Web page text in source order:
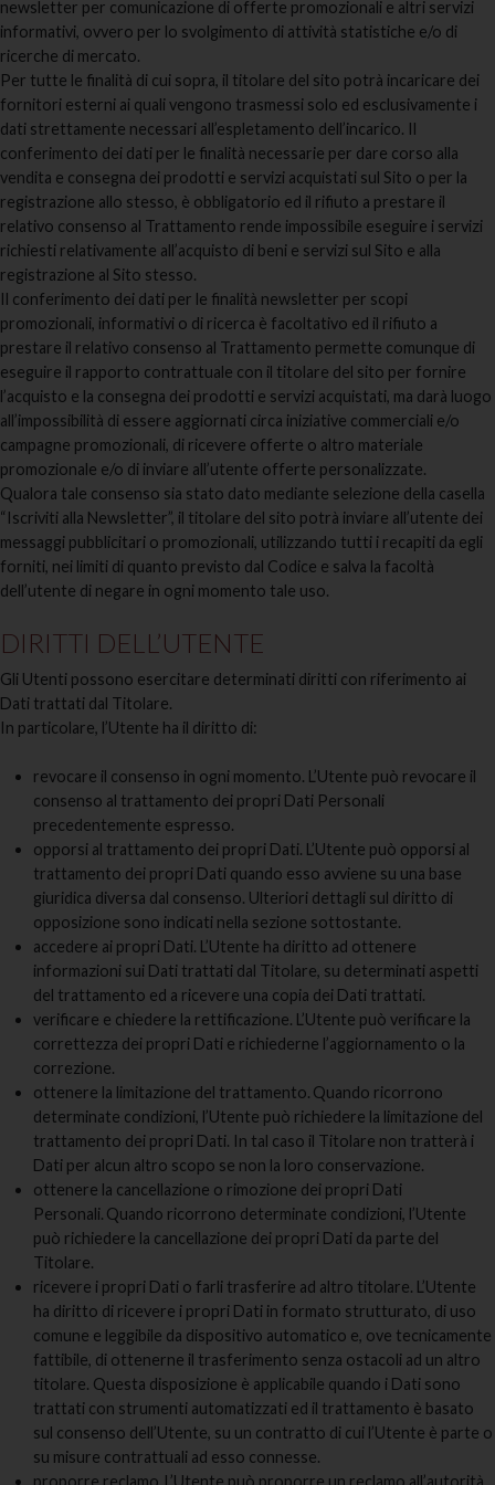
newsletter per comunicazione di offerte promozionali e altri servizi
informativi, ovvero per lo svolgimento di attività statistiche e/o di
ricerche di mercato.
Per tutte le finalità di cui sopra, il titolare del sito potrà incaricare dei
fornitori esterni ai quali vengono trasmessi solo ed esclusivamente i
dati strettamente necessari all’espletamento dell’incarico. Il
conferimento dei dati per le finalità necessarie per dare corso alla
vendita e consegna dei prodotti e servizi acquistati sul Sito o per la
registrazione allo stesso, è obbligatorio ed il rifiuto a prestare il
relativo consenso al Trattamento rende impossibile eseguire i servizi
richiesti relativamente all’acquisto di beni e servizi sul Sito e alla
registrazione al Sito stesso.
Il conferimento dei dati per le finalità newsletter per scopi
promozionali, informativi o di ricerca è facoltativo ed il rifiuto a
prestare il relativo consenso al Trattamento permette comunque di
eseguire il rapporto contrattuale con il titolare del sito per fornire
l’acquisto e la consegna dei prodotti e servizi acquistati, ma darà luogo
all’impossibilità di essere aggiornati circa iniziative commerciali e/o
campagne promozionali, di ricevere offerte o altro materiale
promozionale e/o di inviare all’utente offerte personalizzate.
Qualora tale consenso sia stato dato mediante selezione della casella
“Iscriviti alla Newsletter”, il titolare del sito potrà inviare all’utente dei
messaggi pubblicitari o promozionali, utilizzando tutti i recapiti da egli
forniti, nei limiti di quanto previsto dal Codice e salva la facoltà
dell’utente di negare in ogni momento tale uso.
DIRITTI DELL’UTENTE
Gli Utenti possono esercitare determinati diritti con riferimento ai
Dati trattati dal Titolare.
In particolare, l’Utente ha il diritto di:
revocare il consenso in ogni momento. L’Utente può revocare il
consenso al trattamento dei propri Dati Personali
precedentemente espresso.
opporsi al trattamento dei propri Dati. L’Utente può opporsi al
trattamento dei propri Dati quando esso avviene su una base
giuridica diversa dal consenso. Ulteriori dettagli sul diritto di
opposizione sono indicati nella sezione sottostante.
accedere ai propri Dati. L’Utente ha diritto ad ottenere
informazioni sui Dati trattati dal Titolare, su determinati aspetti
del trattamento ed a ricevere una copia dei Dati trattati.
verificare e chiedere la rettificazione. L’Utente può verificare la
correttezza dei propri Dati e richiederne l’aggiornamento o la
correzione.
ottenere la limitazione del trattamento. Quando ricorrono
determinate condizioni, l’Utente può richiedere la limitazione del
trattamento dei propri Dati. In tal caso il Titolare non tratterà i
Dati per alcun altro scopo se non la loro conservazione.
ottenere la cancellazione o rimozione dei propri Dati
Personali. Quando ricorrono determinate condizioni, l’Utente
può richiedere la cancellazione dei propri Dati da parte del
Titolare.
ricevere i propri Dati o farli trasferire ad altro titolare. L’Utente
ha diritto di ricevere i propri Dati in formato strutturato, di uso
comune e leggibile da dispositivo automatico e, ove tecnicamente
fattibile, di ottenerne il trasferimento senza ostacoli ad un altro
titolare. Questa disposizione è applicabile quando i Dati sono
trattati con strumenti automatizzati ed il trattamento è basato
sul consenso dell’Utente, su un contratto di cui l’Utente è parte o
su misure contrattuali ad esso connesse.
proporre reclamo. L’Utente può proporre un reclamo all’autorità